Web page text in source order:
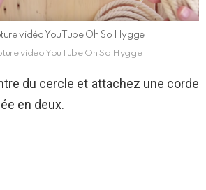
vidéo YouTube Oh So Hygge
vidéo YouTube Oh So Hygge
du cercle et attachez une corde
en deux.